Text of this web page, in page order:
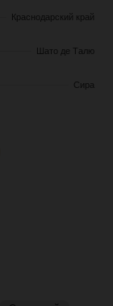
Краснодарский край
Шато де Талю
Сира